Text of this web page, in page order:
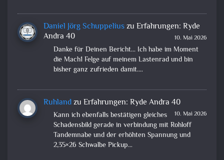
Daniel Jörg Schuppeliuszu Erfahrungen: Ryde
Andra 40
10. Mai 2026
Danke für Deinen Bericht... Ich habe im Moment
die Mach1 Felge auf meinem Lastenrad und bin
bisher ganz zufrieden damit.…
Ruhlandzu Erfahrungen: Ryde Andra 40
10. Mai 2026
Kann ich ebenfalls bestätigen gleiches
Schadensbild gerade in verbindung mit Rohloff
Tandemnabe und der erhöhten Spannung und
2,35×26 Schwalbe Pickup…